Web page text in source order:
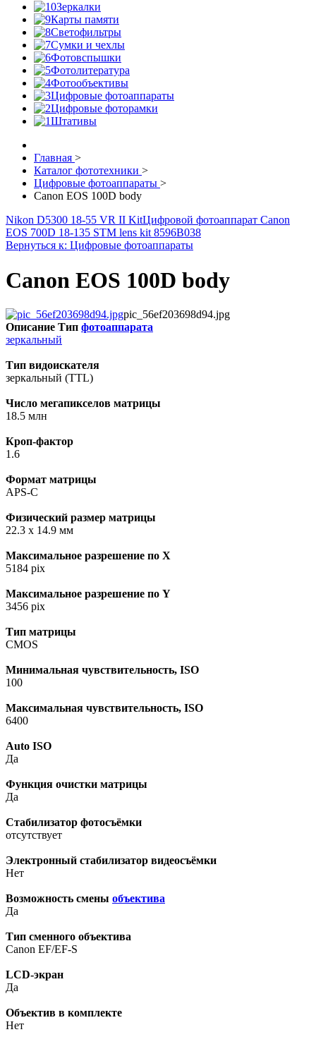
Зеркалки
Карты памяти
Светофильтры
Сумки и чехлы
Фотовспышки
Фотолитература
Фотообъективы
Цифровые фотоаппараты
Цифровые фоторамки
Штативы
Главная >
Каталог фототехники >
Цифровые фотоаппараты >
Canon EOS 100D body
Nikon D5300 18-55 VR II KitЦифровой фотоаппарат Canon
EOS 700D 18-135 STM lens kit 8596B038
Вернуться к: Цифровые фотоаппараты
Canon EOS 100D body
pic_56ef203698d94.jpg
Описание Тип фотоаппарата
зеркальный
Тип видоискателя
зеркальный (TTL)
Число мегапикселов матрицы
18.5 млн
Кроп-фактор
1.6
Формат матрицы
APS-C
Физический размер матрицы
22.3 х 14.9 мм
Максимальное разрешение по X
5184 pix
Максимальное разрешение по Y
3456 pix
Тип матрицы
CMOS
Минимальная чувствительность, ISO
100
Максимальная чувствительность, ISO
6400
Auto ISO
Да
Функция очистки матрицы
Да
Стабилизатор фотосъёмки
отсутствует
Электронный стабилизатор видеосъёмки
Нет
Возможность смены объектива
Да
Тип сменного объектива
Canon EF/EF-S
LCD-экран
Да
Объектив в комплекте
Нет